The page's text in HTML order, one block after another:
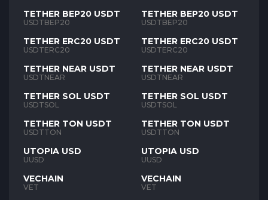
TETHER BEP20 USDT
USDTBEP20
TETHER ERC20 USDT
USDTERC20
TETHER NEAR USDT
USDTNEAR
TETHER SOL USDT
USDTSOL
TETHER TON USDT
USDTTON
UTOPIA USD
UUSD
VECHAIN
VET
TETHER BEP20 USDT
USDTBEP20
TETHER ERC20 USDT
USDTERC20
TETHER NEAR USDT
USDTNEAR
TETHER SOL USDT
USDTSOL
TETHER TON USDT
USDTTON
UTOPIA USD
UUSD
VECHAIN
VET